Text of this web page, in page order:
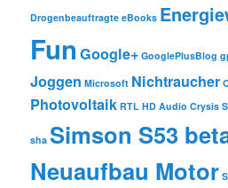
Drogenbeauftragte eBooks
Fun Google+ GooglePlusBlog
Joggen Microsoft Nichtraucher
Photovoltaik RTL HD Audio Crysis
sha Simson S53
Neuaufbau Motor